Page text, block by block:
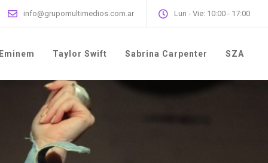
info@grupomultimedios.com.ar Lun - Vie: 10:00 - 17:00
Eminem Taylor Swift Sabrina Carpenter SZA